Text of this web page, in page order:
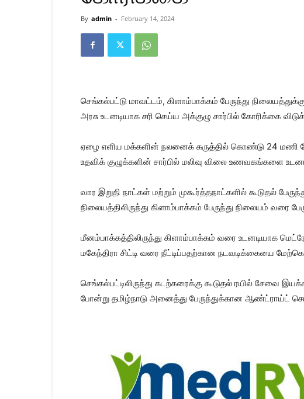
News
By admin - February 14, 2024
செங்கல்பட்டு மாவட்டம், கிளாம்பாக்கம் பேருந்து
அரசு உடனடியாக சரி செய்ய அக்குழு சார்பில் கோரிக்கை
ஏழை எளிய மக்களின் நலனைக் கருத்தில் கொண்டு 24 மணி
உதவிக் குழுக்களின் சார்பில் மலிவு விலை உணவகங்களை
வார இறுதி நாட்கள் மற்றும் முகூர்த்தநாட்களில் கூடுதல்
நிலையத்திலிருந்து கிளாம்பாக்கம் பேருந்து நிலையம் வரை
மீனம்பாக்கத்திலிருந்து கிளாம்பாக்கம் வரை உடனடியாக
மகேந்திரா சிட்டி வரை நீட்டிப்பதற்கான நடவடிக்கையை
செங்கல்பட்டிலிருந்து கடற்கரைக்கு கூடுதல் ரயில் சேவை
போன்று தமிழ்நாடு அனைத்து பேருந்துக்கான ஆண்ட்ராய்ட்